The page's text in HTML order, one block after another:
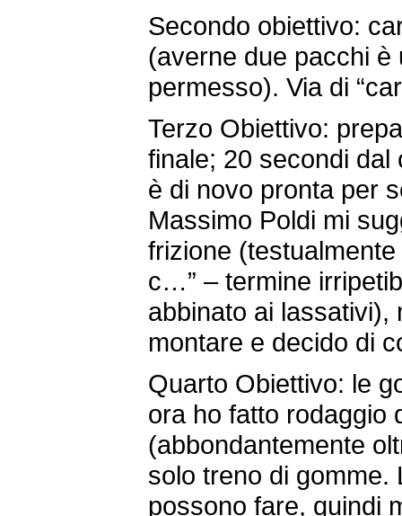
Secondo obiettivo:
(averne due pacchi
permesso). Via di
Terzo Obiettivo:
finale; 20 secondi
è di novo pronta per
Massimo Poldi mi
frizione
c…” – termine
abbinato ai lassativi),
montare e decido di
Quarto Obiettivo: le
ora ho fatto rodaggio
(abbondantemente
solo treno di gomme.
possono fare, quindi